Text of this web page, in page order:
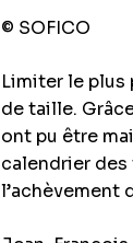
© SOFICO
Limiter le
de taille.
ont pu être
calendrier
l’achèvement